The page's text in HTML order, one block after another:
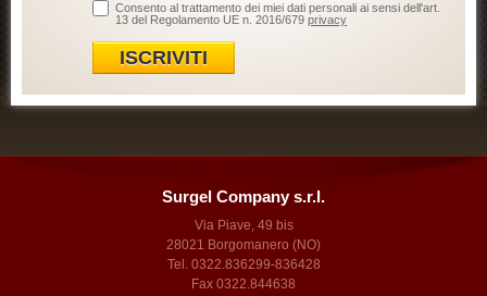
Consento al trattamento dei miei dati personali ai sensi dell'art.
13 del Regolamento UE n. 2016/679 privacy
ISCRIVITI
Surgel Company s.r.l.
Via Piave, 49 bis
28021 Borgomanero (NO)
Tel. 0322.836299-836428
Fax 0322.844638